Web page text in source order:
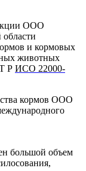
ООО
и кормовых
животных
Р ИСО 22000-
кормов ООО
большой объем